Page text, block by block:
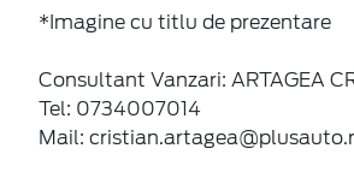
*Imagine cu titlu de prezentare
Consultant Vanzari: ARTAGEA
Tel: 0734007014
Mail: